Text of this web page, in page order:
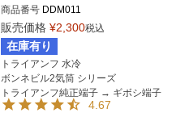
商品番号 DDM011
販売価格 ¥2,300税込
在庫有り
トライアンフ 水冷
ボンネビル2気筒 シリーズ
トライアンフ純正端子 → ギボシ端子
4.67